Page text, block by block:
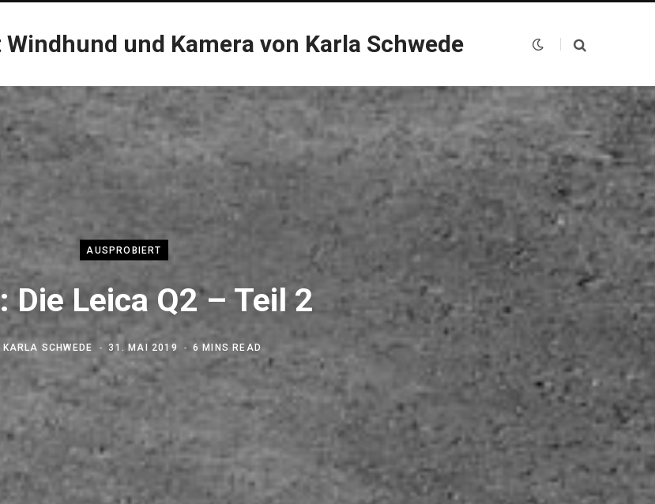
und Kamera von Karla Schwede
AUSPROBIERT
Die Leica Q2 – Teil 2
KARLA SCHWEDE 31. MAI 2019 6 MINS READ